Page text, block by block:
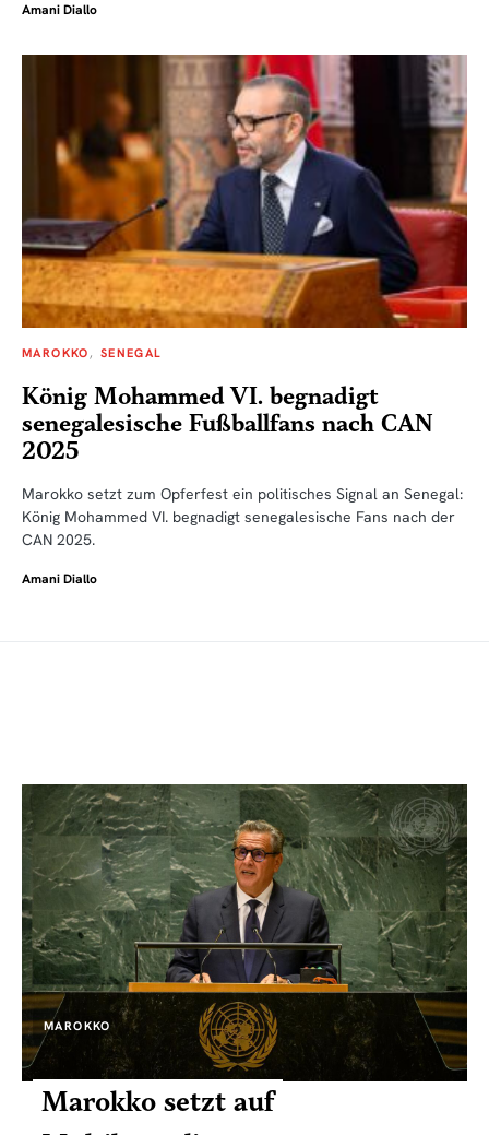
Amani Diallo
MAROKKO SENEGAL
König Mohammed VI. begnadigt
senegalesische Fußballfans nach CAN
2025
Marokko setzt zum Opferfest ein politisches Signal an Senegal:
König Mohammed VI. begnadigt senegalesische Fans nach der
CAN 2025.
Amani Diallo
MAROKKO
Marokko setzt auf